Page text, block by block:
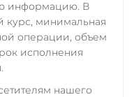
информацию. В
курс, минимальная
операции, объем
исполнения
нашего